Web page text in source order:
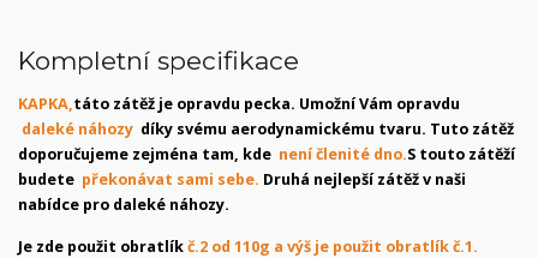
Kompletní specifikace
KAPKA,táto zátěž je opravdu pecka. Umožní Vám opravdu
daleké náhozy díky svému aerodynamickému tvaru. Tuto zátěž
doporučujeme zejména tam, kde není členité dno.S touto zátěží
budete překonávat sami sebe. Druhá nejlepší zátěž v naši
nabídce pro daleké náhozy.
Je zde použit obratlíkč.2 od 110g a výš je použit obratlík č.1.